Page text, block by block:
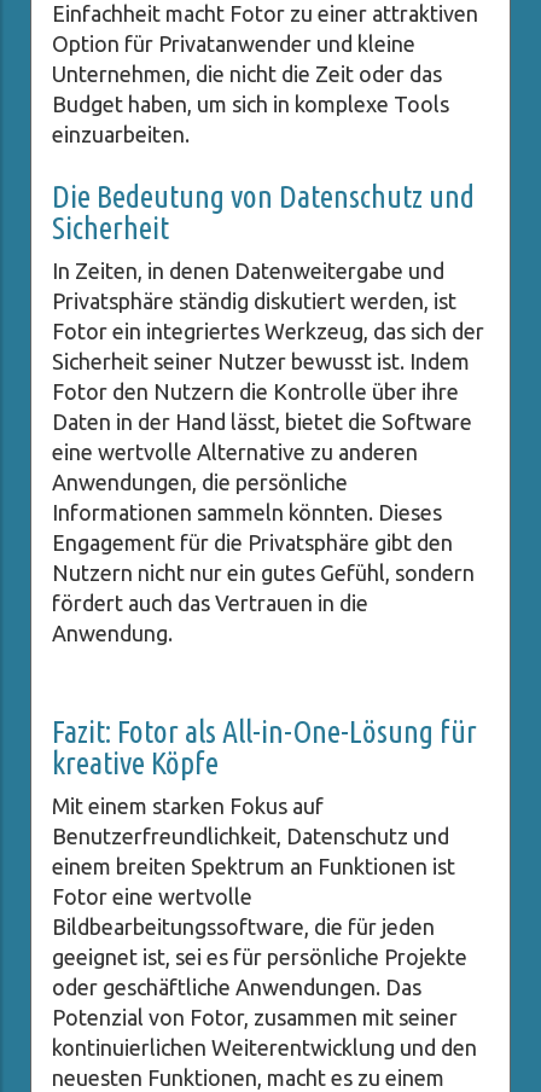
Einfachheit macht Fotor zu einer attraktiven
Option für Privatanwender und kleine
Unternehmen, die nicht die Zeit oder das
Budget haben, um sich in komplexe Tools
einzuarbeiten.
Die Bedeutung von Datenschutz und
Sicherheit
In Zeiten, in denen Datenweitergabe und
Privatsphäre ständig diskutiert werden, ist
Fotor ein integriertes Werkzeug, das sich der
Sicherheit seiner Nutzer bewusst ist. Indem
Fotor den Nutzern die Kontrolle über ihre
Daten in der Hand lässt, bietet die Software
eine wertvolle Alternative zu anderen
Anwendungen, die persönliche
Informationen sammeln könnten. Dieses
Engagement für die Privatsphäre gibt den
Nutzern nicht nur ein gutes Gefühl, sondern
fördert auch das Vertrauen in die
Anwendung.
Fazit: Fotor als All-in-One-Lösung für
kreative Köpfe
Mit einem starken Fokus auf
Benutzerfreundlichkeit, Datenschutz und
einem breiten Spektrum an Funktionen ist
Fotor eine wertvolle
Bildbearbeitungssoftware, die für jeden
geeignet ist, sei es für persönliche Projekte
oder geschäftliche Anwendungen. Das
Potenzial von Fotor, zusammen mit seiner
kontinuierlichen Weiterentwicklung und den
neuesten Funktionen, macht es zu einem